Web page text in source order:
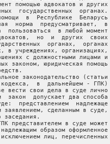
помощью адвокатов и других
государственных  органах.
в  Республике  Беларусь
норма  предусматривает,  в
пользоваться  в любой момент
но  и  других  своих
органах,  органах
в учреждениях, организациях,
с должностными лицами и
законом, юридическая помощь
законодательство (статьи
кодекса,  в  дальнейшем - ГПК)
вести свои дела в суде лично
закон  допускает два способа
представлением  надлежаще
заявлением, сделанным в суде,
заседания.
представителем в суде может
образом оформленное
лиц, перечисленных